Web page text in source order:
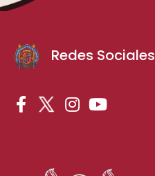
Redes Sociales